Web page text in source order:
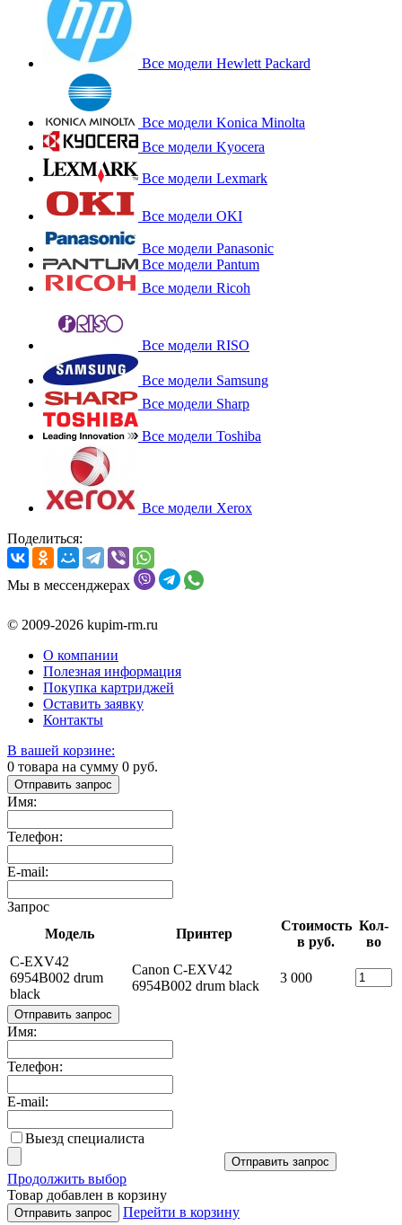
Все модели Hewlett Packard
Все модели Konica Minolta
Все модели Kyocera
Все модели Lexmark
Все модели OKI
Все модели Panasonic
Все модели Pantum
Все модели Ricoh
Все модели RISO
Все модели Samsung
Все модели Sharp
Все модели Toshiba
Все модели Xerox
Поделиться:
Мы в мессенджерах
© 2009-2026 kupim-rm.ru
О компании
Полезная информация
Покупка картриджей
Оставить заявку
Контакты
В вашей корзине:
0 товара на сумму 0 руб.
Отправить запрос
Имя:
Телефон:
E-mail:
Запрос
Модель
Принтер
Стоимость
в руб.
Кол-
во
C-EXV42
6954B002 drum
black
Canon C-EXV42
6954B002 drum black
3 000
Отправить запрос
Имя:
Телефон:
E-mail:
Выезд специалиста
Отправить запрос
Продолжить выбор
Товар добавлен в корзину
Отправить запрос
Перейти в корзину